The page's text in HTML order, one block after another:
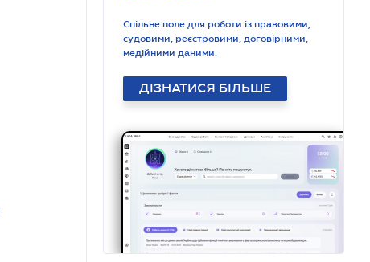
Спільне поле для роботи із правовими,
судовими, реєстровими, договірними,
медійними даними.
ДІЗНАТИСЯ БІЛЬШЕ